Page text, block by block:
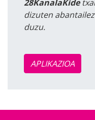
28KanalaKide
dizuten
duzu.
APLIKAZIOA